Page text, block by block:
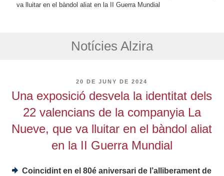
va lluitar en el bàndol aliat en la II Guerra Mundial
Notícies Alzira
PUBLICAT
20 DE JUNY DE 2024
Una exposició desvela la identitat dels
22 valencians de la companyia La
Nueve, que va lluitar en el bàndol aliat
en la II Guerra Mundial
Coincidint en el 80é aniversari de l’alliberament de